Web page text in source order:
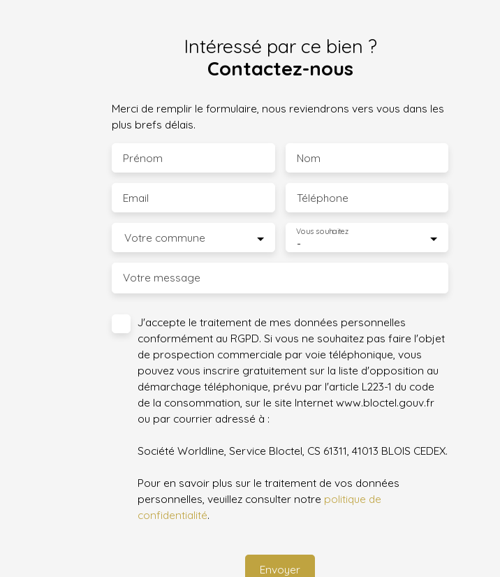
Intéressé par ce bien ?
Contactez-nous
Merci de remplir le formulaire, nous reviendrons vers vous dans les
plus brefs délais.
Prénom Nom
Email Téléphone
Votre commune -
Vous souhaitez
Votre message
J'accepte le traitement de mes données personnelles
conformément au RGPD. Si vous ne souhaitez pas faire l'objet
de prospection commerciale par voie téléphonique, vous
pouvez vous inscrire gratuitement sur la liste d'opposition au
démarchage téléphonique, prévu par l'article L223-1 du code
de la consommation, sur le site Internet www.bloctel.gouv.fr
ou par courrier adressé à :
Société Worldline, Service Bloctel, CS 61311, 41013 BLOIS CEDEX.
Pour en savoir plus sur le traitement de vos données
personnelles, veuillez consulter notre politique de
confidentialité.
Envoyer